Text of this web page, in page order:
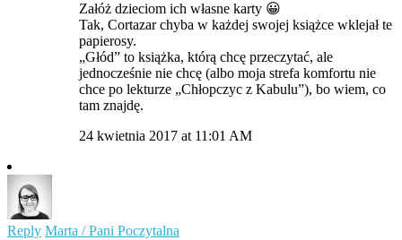
Załóż dzieciom ich własne karty 😀
Tak, Cortazar chyba w każdej swojej książce wklejał te
papierosy.
„Głód” to książka, którą chcę przeczytać, ale
jednocześnie nie chcę (albo moja strefa komfortu nie
chce po lekturze „Chłopczyc z Kabulu”), bo wiem, co
tam znajdę.
24 kwietnia 2017 at 11:01 AM
Reply Marta / Pani Poczytalna